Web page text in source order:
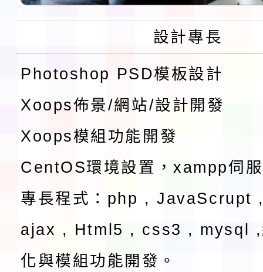
設計專長
Photoshop PSD模板設計
Xoops佈景/網站/設計開發
Xoops模組功能開發
CentOS環境設置，xampp伺
專長程式：php , JavaScrupt
ajax , Html5 , css3 , mysql ,
化與模組功能開發。